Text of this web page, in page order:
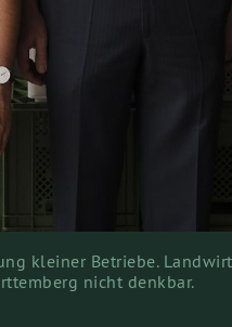
kleiner Betriebe.
nicht denkbar.